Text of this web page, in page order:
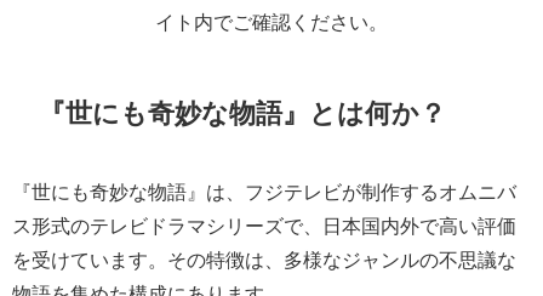
イト内でご確認ください。
『世にも奇妙な物語』とは何か？
『世にも奇妙な物語』は、フジテレビが制作するオムニバ
ス形式のテレビドラマシリーズで、日本国内外で高い評価
を受けています。その特徴は、多様なジャンルの不思議な